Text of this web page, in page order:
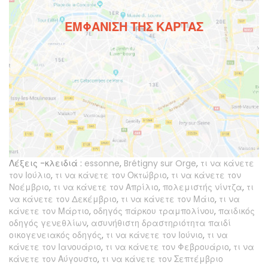
ΕΜΦΆΝΙΣΗ ΤΗΣ ΚΆΡΤΑΣ
Λέξεις -κλειδιά : essonne, Brétigny sur Orge, τι να κάνετε
τον Ιούλιο, τι να κάνετε τον Οκτώβριο, τι να κάνετε τον
Νοέμβριο, τι να κάνετε τον Απρίλιο, πολεμιστής νίντζα, τι
να κάνετε τον Δεκέμβριο, τι να κάνετε τον Μάιο, τι να
κάνετε τον Μάρτιο, οδηγός πάρκου τραμπολίνου, παιδικός
οδηγός γενεθλίων, ασυνήθιστη δραστηριότητα παιδί
οικογενειακός οδηγός, τι να κάνετε τον Ιούνιο, τι να
κάνετε τον Ιανουάριο, τι να κάνετε τον Φεβρουάριο, τι να
κάνετε τον Αύγουστο, τι να κάνετε τον Σεπτέμβριο